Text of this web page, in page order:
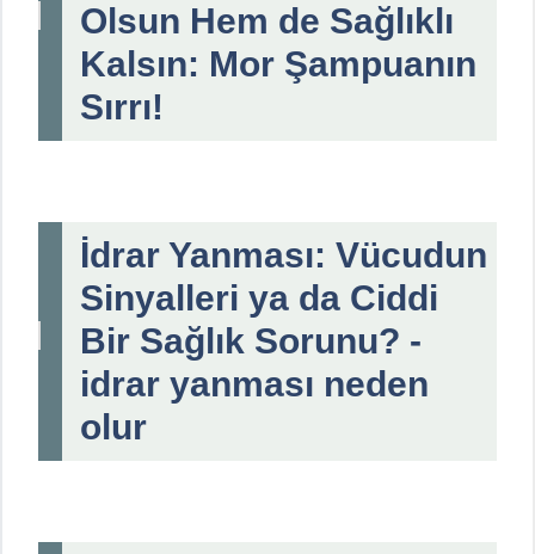
Olsun Hem de Sağlıklı
Kalsın: Mor Şampuanın
Sırrı!
İdrar Yanması: Vücudun
Sinyalleri ya da Ciddi
Bir Sağlık Sorunu? -
idrar yanması neden
olur